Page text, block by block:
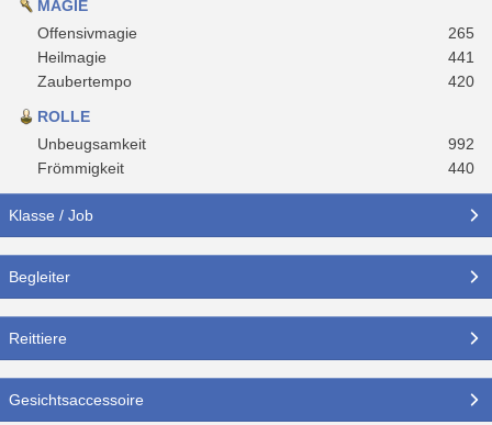
MAGIE
Offensivmagie
265
Heilmagie
441
Zaubertempo
420
ROLLE
Unbeugsamkeit
992
Frömmigkeit
440
Klasse / Job
Begleiter
Reittiere
Gesichtsaccessoire